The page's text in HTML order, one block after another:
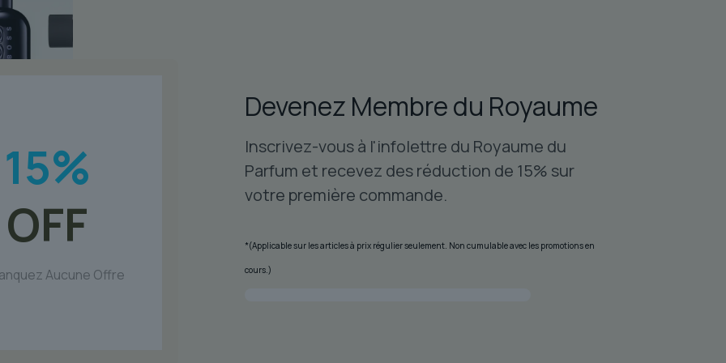
choisies
la
page
15%
OFF
Aucune Offre
Devenez Membre du Royaume
Inscrivez-vous à l'infolettre du Royaume du
Parfum et recevez des réduction de 15% sur
votre première commande.
*(Applicable sur les articles à prix régulier seulement. Non cumulable avec les promotions en
cours.)